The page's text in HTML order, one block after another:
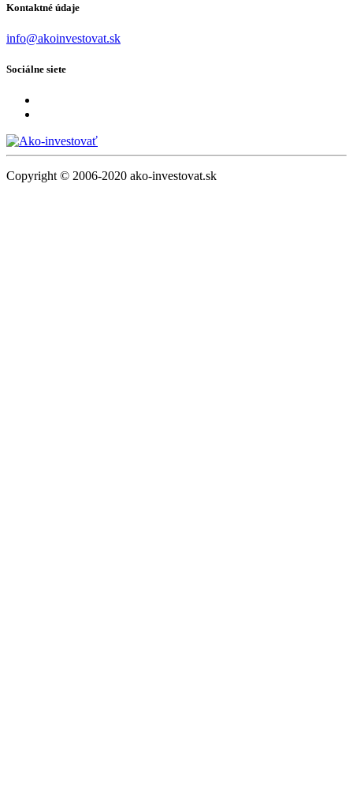
Kontaktné údaje
info@akoinvestovat.sk
Sociálne siete
Copyright © 2006-2020 ako-investovat.sk